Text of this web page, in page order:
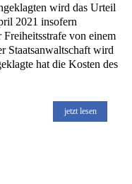
wird das Urteil
2021 insofern
Freiheitsstrafe von einem
Staatsanwaltschaft wird
hat die Kosten des
jetzt lesen